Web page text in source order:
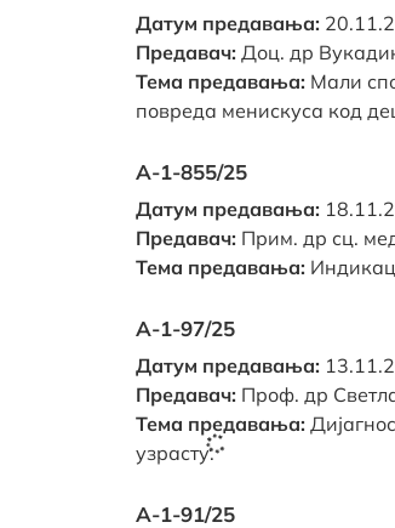
Датум предавања:
Предавач: Доц. др
Тема предавања: Мали
повреда менискуса код
А-1-855/25
Датум предавања:
Предавач: Прим. др сц.
Тема предавања:
А-1-97/25
Датум предавања:
Предавач: Проф. др
Тема предавања:
узрасту.
А-1-91/25